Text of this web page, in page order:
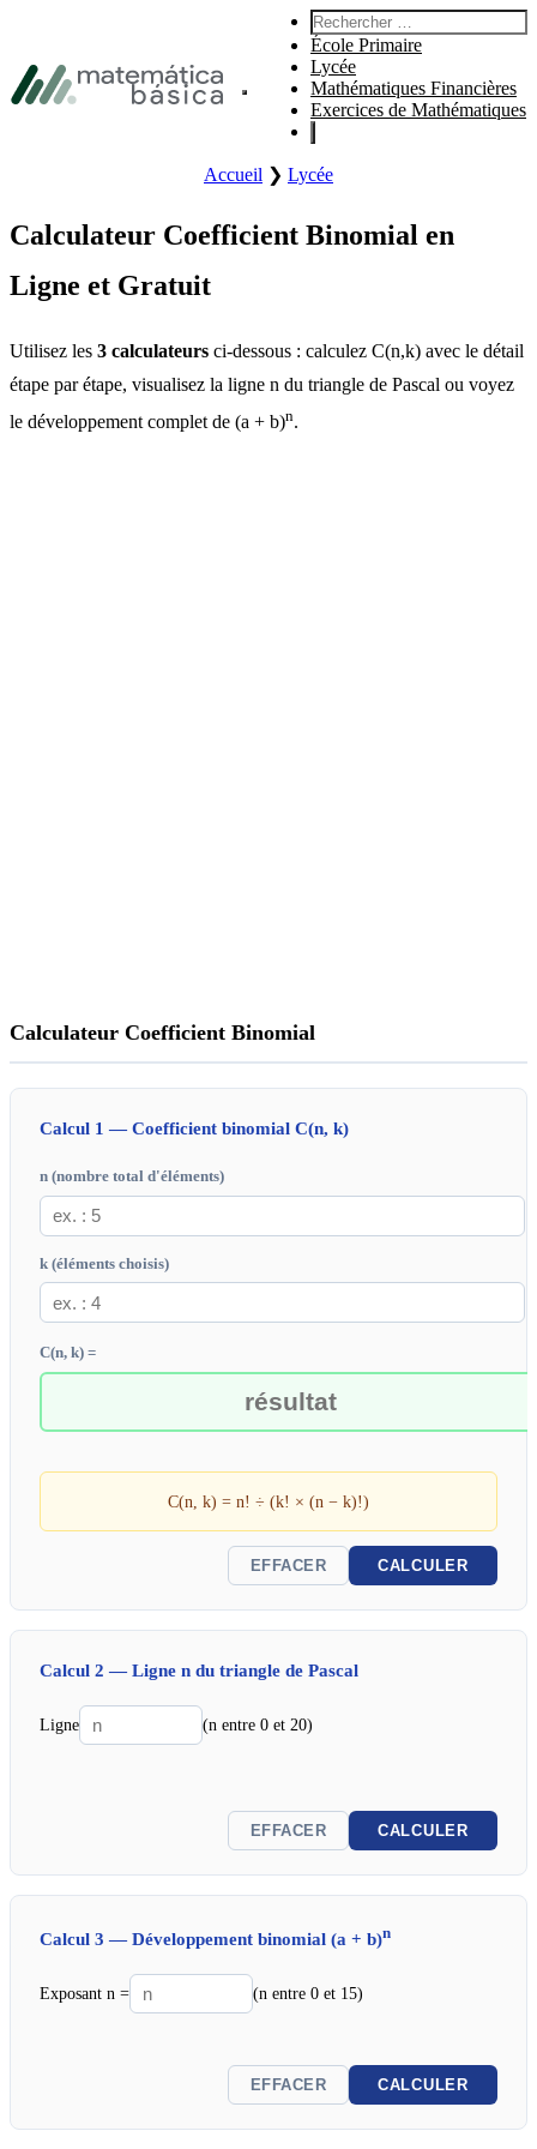
Aller au pied de page
Ouvrir le menu principal du site.
Rechercher :
École Primaire
Lycée
Mathématiques Financières
Exercices de Mathématiques
Accueil ❯ Lycée
Calculateur Coefficient Binomial en
Ligne et Gratuit
Utilisez les 3 calculateurs ci-dessous : calculez C(n,k) avec le détail
étape par étape, visualisez la ligne n du triangle de Pascal ou voyez
le développement complet de (a + b)n.
Calculateur Coefficient Binomial
Calcul 1 — Coefficient binomial C(n, k)
n (nombre total d'éléments)
k (éléments choisis)
C(n, k) =
C(n, k) = n! ÷ (k! × (n − k)!)
EFFACER CALCULER
Calcul 2 — Ligne n du triangle de Pascal
Ligne (n entre 0 et 20)
EFFACER CALCULER
Calcul 3 — Développement binomial (a + b)n
Exposant n = (n entre 0 et 15)
EFFACER CALCULER